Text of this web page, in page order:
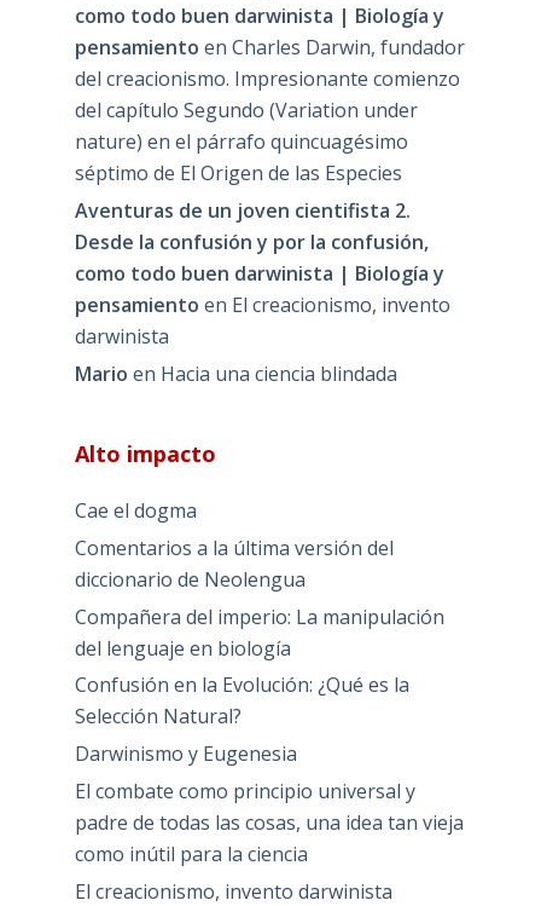
como todo buen darwinista | Biología y
pensamiento en Charles Darwin, fundador
del creacionismo. Impresionante comienzo
del capítulo Segundo (Variation under
nature) en el párrafo quincuagésimo
séptimo de El Origen de las Especies
Aventuras de un joven cientifista 2.
Desde la confusión y por la confusión,
como todo buen darwinista | Biología y
pensamiento en El creacionismo, invento
darwinista
Mario en Hacia una ciencia blindada
Alto impacto
Cae el dogma
Comentarios a la última versión del
diccionario de Neolengua
Compañera del imperio: La manipulación
del lenguaje en biología
Confusión en la Evolución: ¿Qué es la
Selección Natural?
Darwinismo y Eugenesia
El combate como principio universal y
padre de todas las cosas, una idea tan vieja
como inútil para la ciencia
El creacionismo, invento darwinista